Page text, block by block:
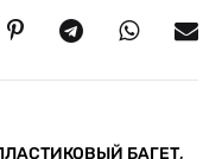
БАГЕТ,